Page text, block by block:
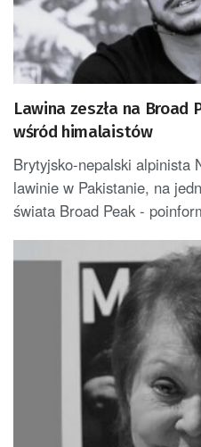
Lawina zeszła na Broad
wśród himalaistów
Brytyjsko-nepalski alpinista
lawinie w Pakistanie, na
świata Broad Peak -